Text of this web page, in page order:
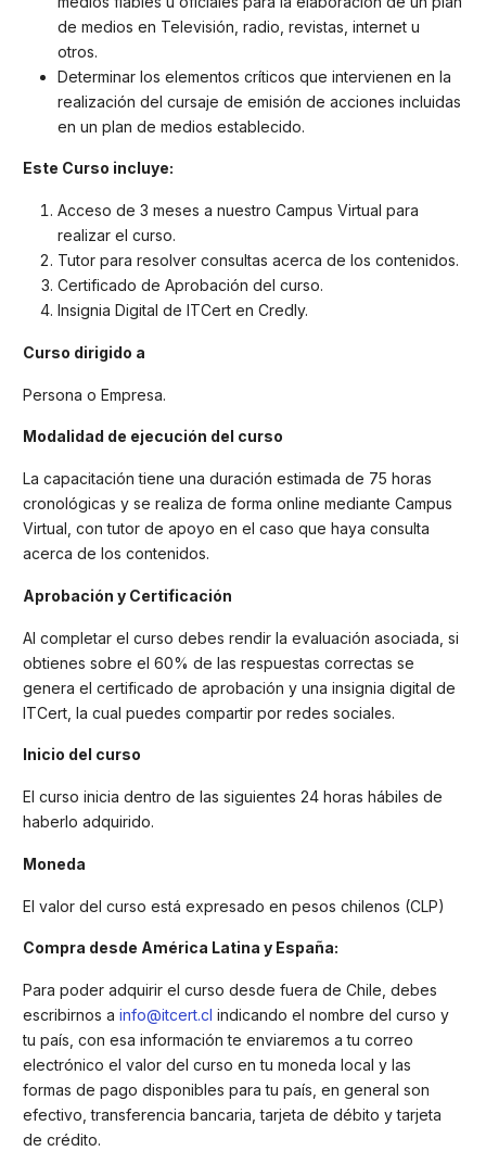
de medios en Televisión, radio, revistas, internet u
otros.
Determinar los elementos críticos que intervienen en la
realización del cursaje de emisión de acciones incluidas
en un plan de medios establecido.
Este Curso incluye:
Acceso de 3 meses a nuestro Campus Virtual para
realizar el curso.
Tutor para resolver consultas acerca de los contenidos.
Certificado de Aprobación del curso.
Insignia Digital de ITCert en Credly.
Curso dirigido a
Persona o Empresa.
Modalidad de ejecución del curso
La capacitación tiene una duración estimada de 75 horas
cronológicas y se realiza de forma online mediante Campus
Virtual, con tutor de apoyo en el caso que haya consulta
acerca de los contenidos.
Aprobación y Certificación
Al completar el curso debes rendir la evaluación asociada, si
obtienes sobre el 60% de las respuestas correctas se
genera el certificado de aprobación y una insignia digital de
ITCert, la cual puedes compartir por redes sociales.
Inicio del curso
El curso inicia dentro de las siguientes 24 horas hábiles de
haberlo adquirido.
Moneda
El valor del curso está expresado en pesos chilenos (CLP)
Compra desde América Latina y España:
Para poder adquirir el curso desde fuera de Chile, debes
escribirnos a info@itcert.cl indicando el nombre del curso y
tu país, con esa información te enviaremos a tu correo
electrónico el valor del curso en tu moneda local y las
formas de pago disponibles para tu país, en general son
efectivo, transferencia bancaria, tarjeta de débito y tarjeta
de crédito.